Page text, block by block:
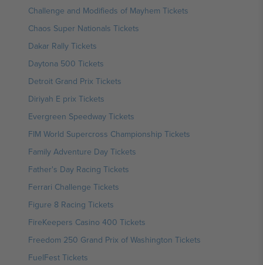
Challenge and Modifieds of Mayhem Tickets
Chaos Super Nationals Tickets
Dakar Rally Tickets
Daytona 500 Tickets
Detroit Grand Prix Tickets
Diriyah E prix Tickets
Evergreen Speedway Tickets
FIM World Supercross Championship Tickets
Family Adventure Day Tickets
Father's Day Racing Tickets
Ferrari Challenge Tickets
Figure 8 Racing Tickets
FireKeepers Casino 400 Tickets
Freedom 250 Grand Prix of Washington Tickets
FuelFest Tickets